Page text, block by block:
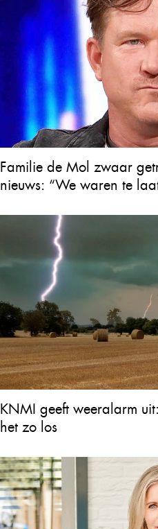
Familie de Mol zwaar
nieuws: “We waren te
KNMI geeft weeralarm
het zo los